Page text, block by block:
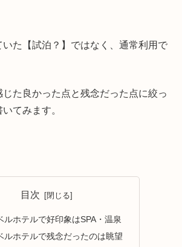
いた【試泊？】ではなく、通常利用で
た良かった点と残念だった点に絞っ
てみます。
目次
ルホテルで好印象はSPA・温泉
ルホテルで残念だったのは眺望